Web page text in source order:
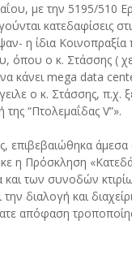
με την 5195/510
κατεδαφίσεις
η ίδια
όπου ο κ. Στάσσης (
να κάνει mega data
ο κ. Στάσσης, π.χ.
της “Πτολεμαΐδας V”».
επιβεβαιώθηκα
η Πρόσκληση
και των συνοδών
την διαλογή και
απόφαση